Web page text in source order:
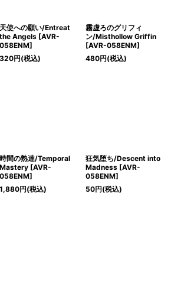
天使への願い/Entreat
the Angels [AVR-
058ENM]
320円(税込)
霧虚ろのグリフィ
ン/Misthollow Griffin
[AVR-058ENM]
480円(税込)
時間の熟達/Temporal
Mastery [AVR-
058ENM]
1,880円(税込)
狂気堕ち/Descent into
Madness [AVR-
058ENM]
50円(税込)